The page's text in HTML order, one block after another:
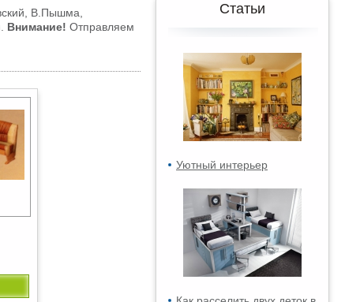
Статьи
Уютный интерьер
В.Пышма,
Внимание! Отправляем